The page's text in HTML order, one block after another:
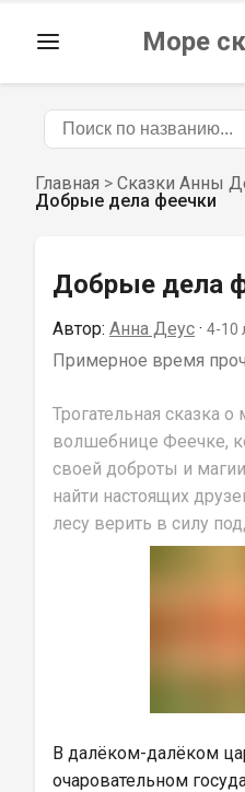
Море
Главная > Сказки Анны
Добрые дела феечки
Добрые дела
Автор: Анна Деус · 4-10
Примерное время
Трогательная сказка о
волшебнице Феечке,
своей доброты и
найти настоящих
лесу верить в силу
В далёком-далёком
очаровательном